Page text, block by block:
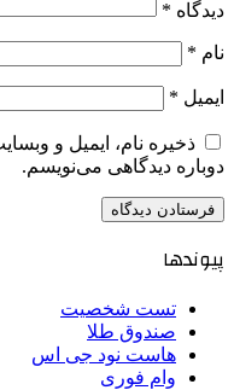
دیدگاه *
نام *
ایمیل *
ذخیره نام، ایمیل و
دوباره دیدگاهی می‌نویسم.
پیوندها
تست شخصیت
صندوق طلا
هاست نود جی اس
وام فوری